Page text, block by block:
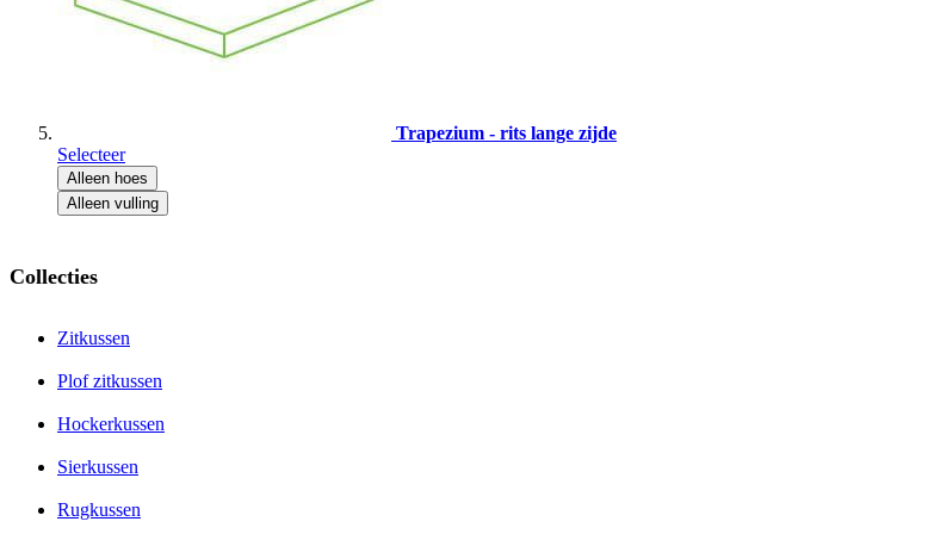
Trapezium - rits lange zijde
Selecteer
Alleen hoes
Alleen vulling
Collecties
Zitkussen
Plof zitkussen
Hockerkussen
Sierkussen
Rugkussen